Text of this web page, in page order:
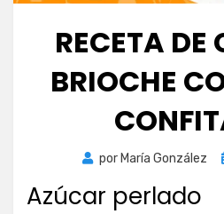
RECETA DE
BRIOCHE
por María González
Azúcar perlado